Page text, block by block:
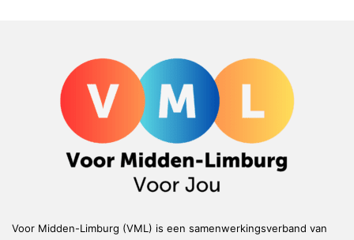
Voor Midden-Limburg (VML) is een samenwerkingsverband van